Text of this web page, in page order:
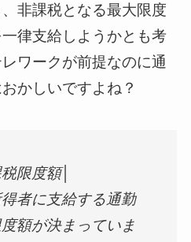
非課税となる最大限度
律支給しようかとも考
ワークが前提なのに通
かしいですよね？
限度額│
者に支給する通勤
額が決まっていま